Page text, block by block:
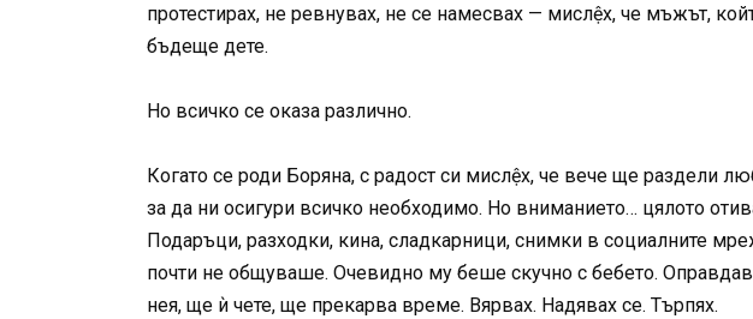
протестирах, не ревнувах, не се намесвах — мислệх, че мъжът,
бъдеще дете.
Но всичко се оказа различно.
Когато се роди Боряна, с радост си мислệх, че вече ще раздели
за да ни осигури всичко необходимо. Но вниманието… цялото
Подаръци, разходки, кина, сладкарници, снимки в социалните
почти не общуваше. Очевидно му беше скучно с бебето.
нея, ще ѝ чете, ще прекарва време. Вярвах. Надявах се. Търпях.